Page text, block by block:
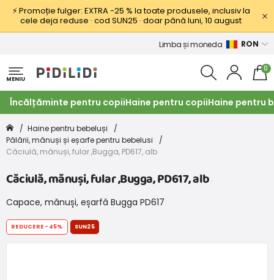
⚡ Promoție fulger: EXTRA −25 % la toate produsele, inclusiv la
cele deja reduse · cod SUN25 · doar până luni, 10 august
Limba și moneda RON
MENIU
0
Încălțăminte pentru copiiHaine pentru copiiHaine pentru
Haine pentru bebeluși
Pălării, mănuși și eșarfe pentru bebelusi
Căciulă, mănuși, fular ,Bugga, PD617, alb
Căciulă, mănuși, fular ,Bugga, PD617, alb
Capace, mănuși, eșarfă Bugga PD617
REDUCERE -45% SUN25